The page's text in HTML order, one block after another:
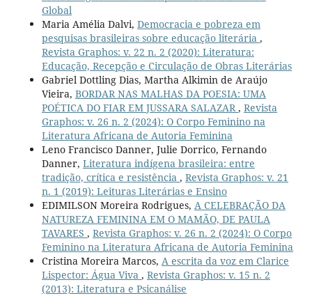
Global
Maria Amélia Dalvi, Democracia e pobreza em
pesquisas brasileiras sobre educação literária ,
Revista Graphos: v. 22 n. 2 (2020): Literatura:
Educação, Recepção e Circulação de Obras Literárias
Gabriel Dottling Dias, Martha Alkimin de Araújo
Vieira, BORDAR NAS MALHAS DA POESIA: UMA
POÉTICA DO FIAR EM JUSSARA SALAZAR , Revista
Graphos: v. 26 n. 2 (2024): O Corpo Feminino na
Literatura Africana de Autoria Feminina
Leno Francisco Danner, Julie Dorrico, Fernando
Danner, Literatura indígena brasileira: entre
tradição, crítica e resistência , Revista Graphos: v. 21
n. 1 (2019): Leituras Literárias e Ensino
EDIMILSON Moreira Rodrigues, A CELEBRAÇÃO DA
NATUREZA FEMININA EM O MAMÃO, DE PAULA
TAVARES , Revista Graphos: v. 26 n. 2 (2024): O Corpo
Feminino na Literatura Africana de Autoria Feminina
Cristina Moreira Marcos, A escrita da voz em Clarice
Lispector: Água Viva , Revista Graphos: v. 15 n. 2
(2013): Literatura e Psicanálise